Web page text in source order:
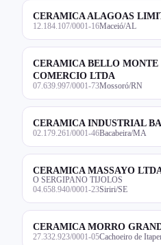
CERAMICA ALAGOAS
12.184.107/0001-16Maceió/AL
CERAMICA BELLO MONTE
COMERCIO LTDA
07.639.997/0001-73Mossoró/RN
CERAMICA INDUSTRIAL
02.179.261/0001-46Bacabeira/MA
CERAMICA MASSAYO
O SERGIPANO TIJOLOS
04.658.940/0001-23Siriri/SE
CERAMICA MORRO
27.332.923/0001-05Cachoeiro de